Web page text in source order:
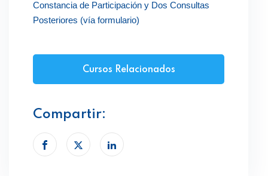
Constancia de Participación y Dos Consultas
Posteriores (vía formulario)
Cursos Relacionados
Compartir: